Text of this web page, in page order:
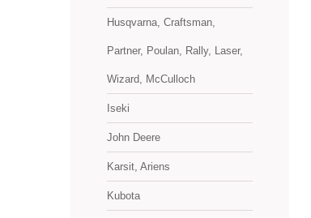
Husqvarna, Craftsman,
Partner, Poulan, Rally, Laser,
Wizard, McCulloch
Iseki
John Deere
Karsit, Ariens
Kubota